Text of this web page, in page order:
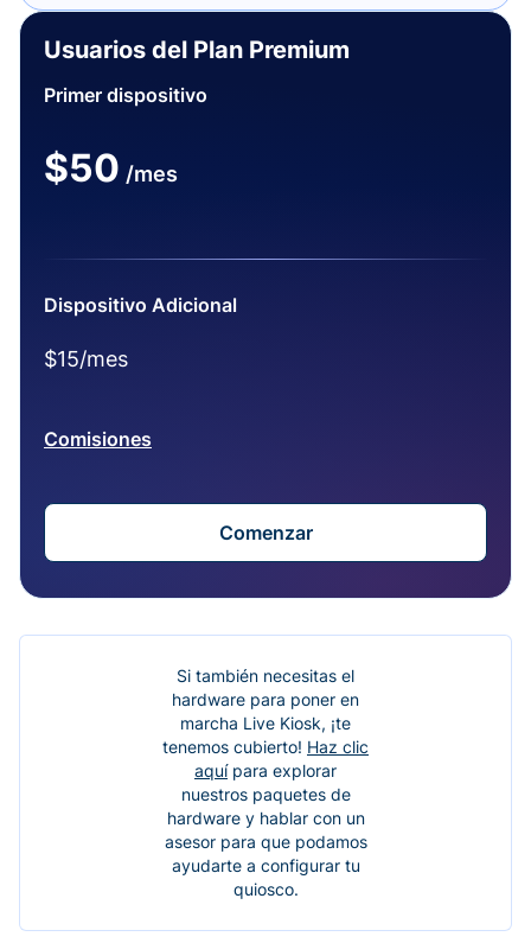
Usuarios del Plan Premium
Primer dispositivo
$50 /mes
Dispositivo Adicional
$15/mes
Comisiones
Comenzar
Si también necesitas el
hardware para poner en
marcha Live Kiosk, ¡te
tenemos cubierto! Haz clic
aquípara explorar
nuestros paquetes de
hardware y hablar con un
asesor para que podamos
ayudarte a configurar tu
quiosco.